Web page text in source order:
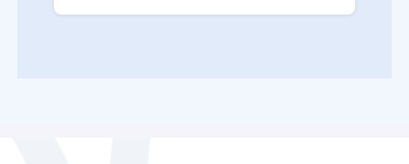
değilsiniz. Geleneksel yayıncılığın